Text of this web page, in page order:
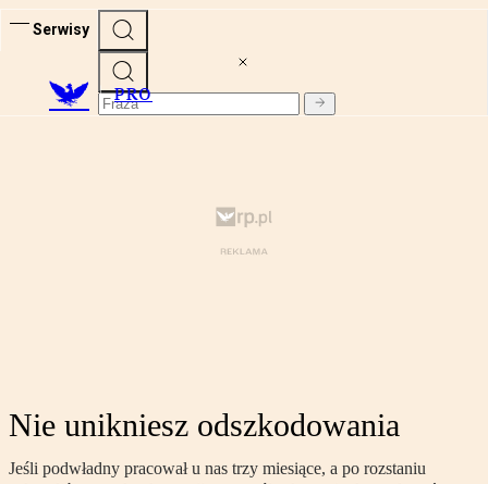
Serwisy
PRO
Nie unikniesz odszkodowania
Jeśli podwładny pracował u nas trzy miesiące, a po rozstaniu